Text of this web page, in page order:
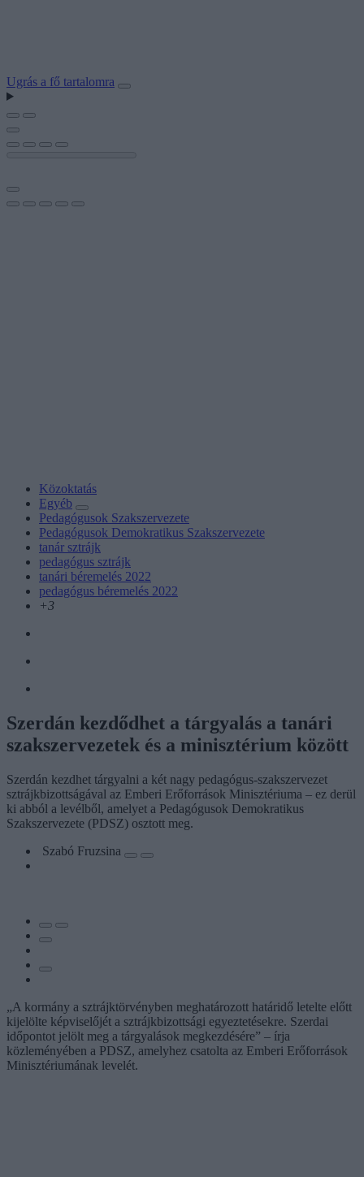
Ugrás a fő tartalomra
Közoktatás
Egyéb
Pedagógusok Szakszervezete
Pedagógusok Demokratikus Szakszervezete
tanár sztrájk
pedagógus sztrájk
tanári béremelés 2022
pedagógus béremelés 2022
+3
Szerdán kezdődhet a tárgyalás a tanári
szakszervezetek és a minisztérium között
Szerdán kezdhet tárgyalni a két nagy pedagógus-szakszervezet
sztrájkbizottságával az Emberi Erőforrások Minisztériuma – ez derül
ki abból a levélből, amelyet a Pedagógusok Demokratikus
Szakszervezete (PDSZ) osztott meg.
Szabó Fruzsina
„A kormány a sztrájktörvényben meghatározott határidő letelte előtt
kijelölte képviselőjét a sztrájkbizottsági egyeztetésekre. Szerdai
időpontot jelölt meg a tárgyalások megkezdésére” – írja
közleményében a PDSZ, amelyhez csatolta az Emberi Erőforrások
Minisztériumának levelét.